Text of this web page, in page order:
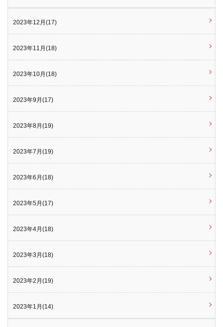
2023年12月(17)
2023年11月(18)
2023年10月(18)
2023年9月(17)
2023年8月(19)
2023年7月(19)
2023年6月(18)
2023年5月(17)
2023年4月(18)
2023年3月(18)
2023年2月(19)
2023年1月(14)